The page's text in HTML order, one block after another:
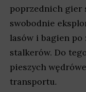
poprzednich gier
swobodnie
lasów i bagien
stalkerów. Do
pieszych
transportu.